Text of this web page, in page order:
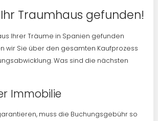
Traumhaus gefunden!
Ihrer Träume in Spanien gefunden
wir Sie über den gesamten Kaufprozess
Was sind die nächsten
Immobilie
muss die Buchungsgebühr so